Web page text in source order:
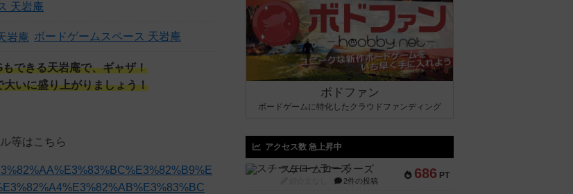
天岩庵
ボードゲームスペース 天岩庵
できる天岩庵で、ギャザ！
いに盛り上がりましょう！
等はこちら
ボドファン
ボードゲームに特化したクラウドファンディング
アクセス数 急上昇中
686 PT
スチームローラーズ
2件の投稿